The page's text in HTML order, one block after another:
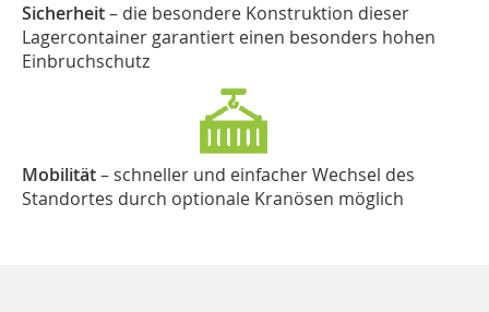
Sicherheit– die besondere Konstruktion dieser
Lagercontainer garantiert einen besonders hohen
Einbruchschutz
Mobilität– schneller und einfacher Wechsel des
Standortes durch optionale Kranösen möglich